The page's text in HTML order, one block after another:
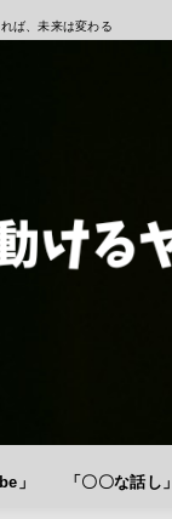
ば、未来は変わる
」 「〇〇な話し」